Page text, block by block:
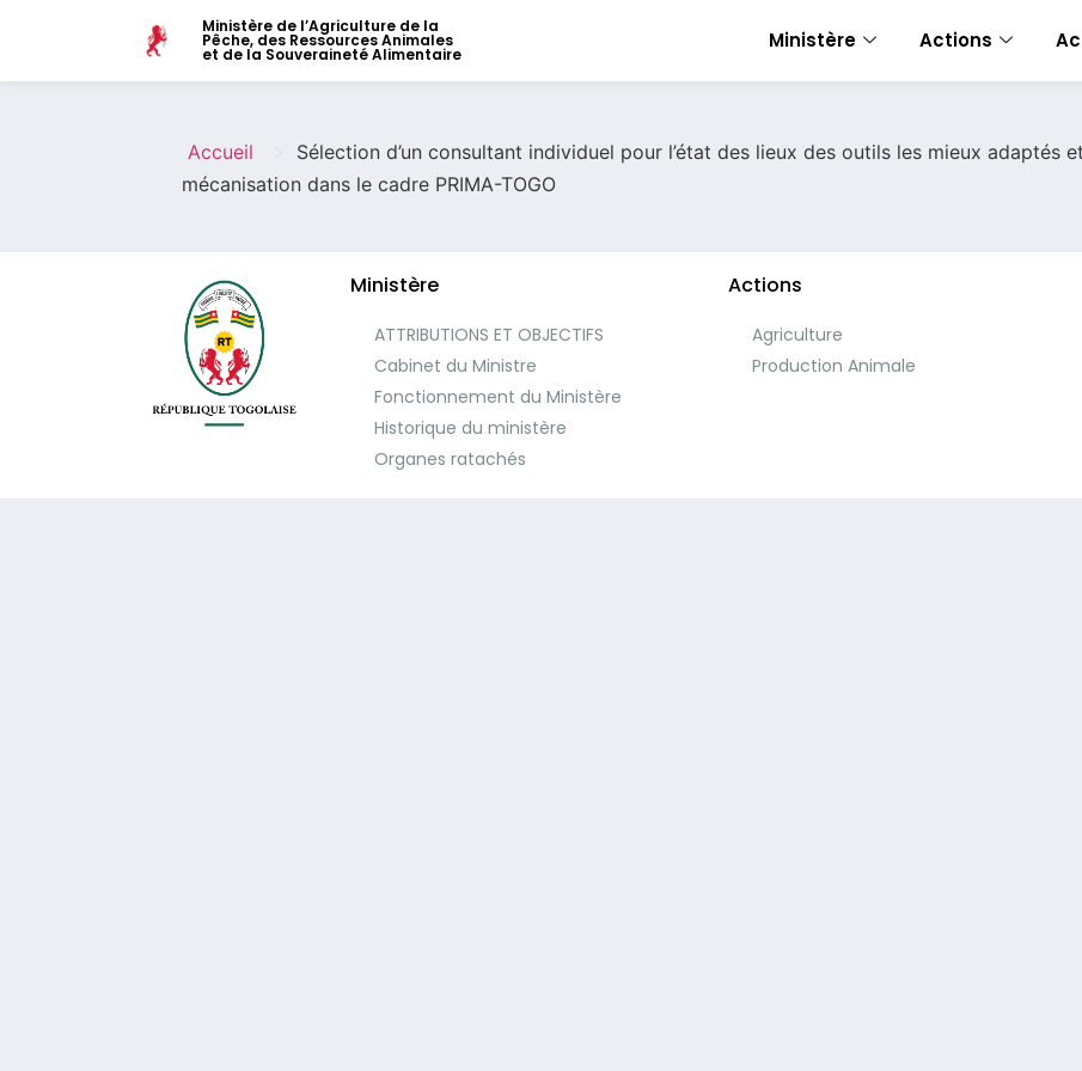
Ministère de l’Agriculture de la
Pêche, des Ressources Animales
et de la Souveraineté Alimentaire
Ministère Actions
Accueil
Sélection d’un consultant individuel pour l’état des lieux des outils les mieux adaptés
mécanisation dans le cadre PRIMA-TOGO
Ministère
ATTRIBUTIONS ET OBJECTIFS
Cabinet du Ministre
Fonctionnement du Ministère
Historique du ministère
Organes ratachés
Actions
Agriculture
Production Animale